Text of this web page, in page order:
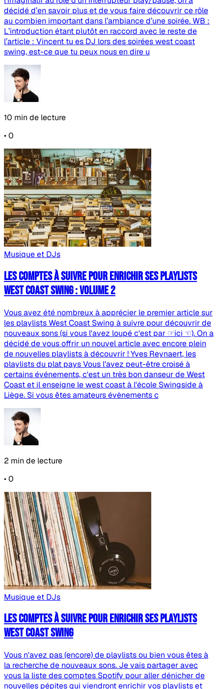
décidé d’en savoir plus et de vous faire découvrir ce rôle
au combien important dans l’ambiance d’une soirée. WB :
L’introduction étant plutôt en raccord avec le reste de
l’article : Vincent tu es DJ lors des soirées west coast
swing, est-ce que tu peux nous en dire u
10 min de lecture
•0
Musique et DJs
Les comptes à suivre pour enrichir ses playlists
West Coast Swing : Volume 2
Vous avez été nombreux à apprécier le premier article sur
les playlists West Coast Swing à suivre pour découvrir de
nouveaux sons (si vous l'avez loupé c'est par ☞ici ☜). On a
décidé de vous offrir un nouvel article avec encore plein
de nouvelles playlists à découvrir ! Yves Reynaert, les
playlists du plat pays Vous l'avez peut-être croisé à
certains événements, c'est un très bon danseur de West
Coast et il enseigne le west coast à l'école Swingside à
Liège. Si vous êtes amateurs évènements c
2 min de lecture
•0
Musique et DJs
Les comptes à suivre pour enrichir ses playlists
West Coast Swing
Vous n'avez pas (encore) de playlists ou bien vous êtes à
la recherche de nouveaux sons. Je vais partager avec
vous la liste des comptes Spotify pour aller dénicher de
nouvelles pépites qui viendront enrichir vos playlists et